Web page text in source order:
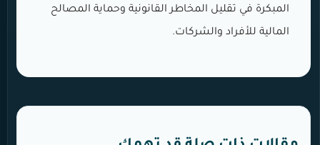
المبكرة في تقليل المخاطر القانونية وحماية المصالح
المالية للأفراد والشركات.